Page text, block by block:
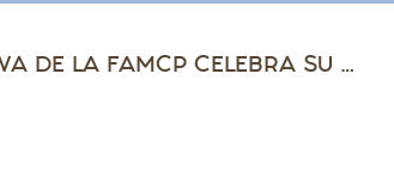
LA COMISIÓN EJECUTIVA DE LA FAMCP CELEBRA SU PRIMERA REUNIÓN POR VIDEOCONFERENCIA